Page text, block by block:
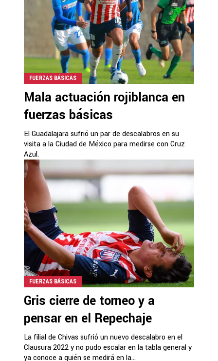
FUERZAS BÁSICAS
Mala actuación rojiblanca en
fuerzas básicas
El Guadalajara sufrió un par de descalabros en su
visita a la Ciudad de México para medirse con Cruz
Azul.
FUERZAS BÁSICAS
Gris cierre de torneo y a
pensar en el Repechaje
La filial de Chivas sufrió un nuevo descalabro en el
Clausura 2022 y no pudo escalar en la tabla general y
ya conoce a quién se medirá en la...